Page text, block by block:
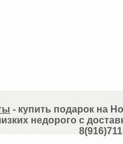
- купить подарок на
недорого с